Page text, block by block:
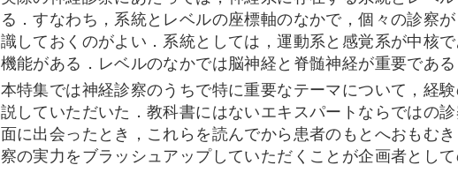
る．すなわち，系統とレベルの座標軸のなかで，個々の診察
識しておくのがよい．系統としては，運動系と感覚系が中核
機能がある．レベルのなかでは脳神経と脊髄神経が重要である
本特集では神経診察のうちで特に重要なテーマについて，経
説していただいた．教科書にはないエキスパートならではの
面に出会ったとき，これらを読んでから患者のもとへおもむ
察の実力をブラッシュアップしていただくことが企画者として